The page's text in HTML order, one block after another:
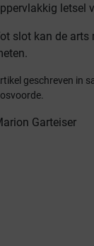
letsel
slot kan de arts
geschreven in
Garteiser